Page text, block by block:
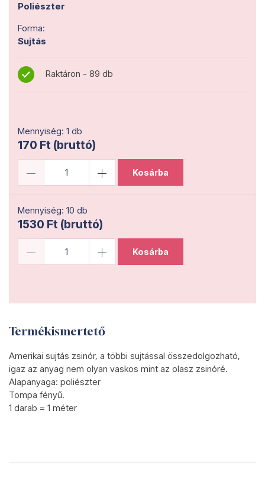
Poliészter
Forma:
Sujtás
Raktáron - 89 db
Mennyiség: 1 db
170 Ft (bruttó)
Kosárba
Mennyiség: 10 db
1530 Ft (bruttó)
Kosárba
Termékismertető
Amerikai sujtás zsinór, a többi sujtással összedolgozható,
igaz az anyag nem olyan vaskos mint az olasz zsinóré.
Alapanyaga: poliészter
Tompa fényű.
1 darab = 1 méter